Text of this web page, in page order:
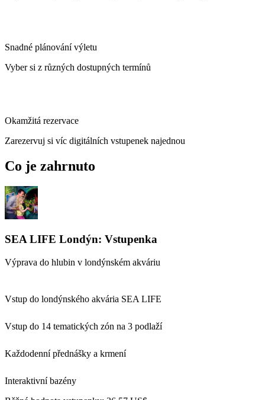
Snadné plánování výletu
Vyber si z různých dostupných termínů
Okamžitá rezervace
Zarezervuj si víc digitálních vstupenek najednou
Co je zahrnuto
SEA LIFE Londýn: Vstupenka
Výprava do hlubin v londýnském akváriu
Vstup do londýnského akvária SEA LIFE
Vstup do 14 tematických zón na 3 podlaží
Každodenní přednášky a krmení
Interaktivní bazény